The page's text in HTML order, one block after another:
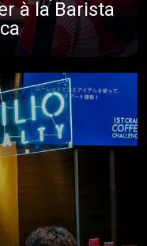
à la Barista